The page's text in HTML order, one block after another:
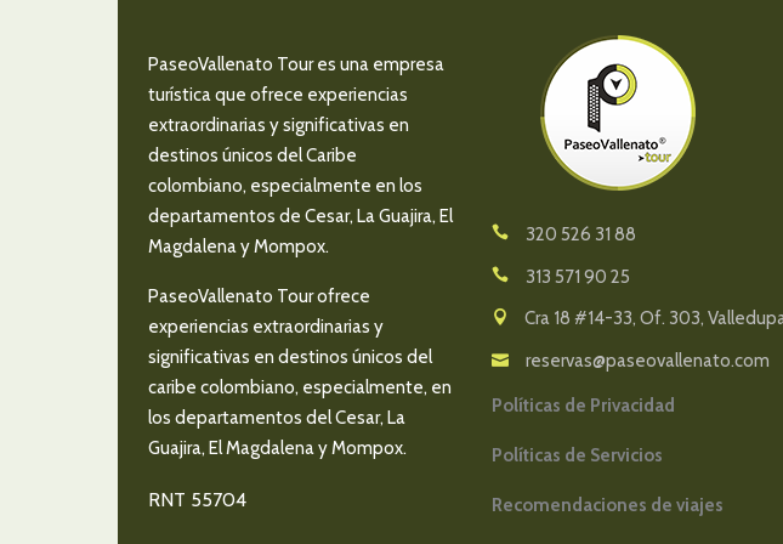
PaseoVallenato Tour es una empresa
turística que ofrece experiencias
extraordinarias y significativas en
destinos únicos del Caribe
colombiano, especialmente en los
departamentos de Cesar, La Guajira, El
Magdalena y Mompox.
PaseoVallenato Tour ofrece
experiencias extraordinarias y
significativas en destinos únicos del
caribe colombiano, especialmente, en
los departamentos del Cesar, La
Guajira, El Magdalena y Mompox.
RNT 55704
320 526 31 88
313 571 90 25
Cra 18 #14-33, Of. 303,
reservas@paseovallenato.com
Políticas de Privacidad
Políticas de Servicios
Recomendaciones de viajes